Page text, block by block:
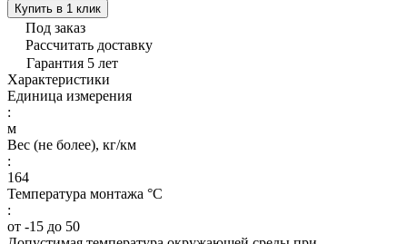
Купить в 1 клик
Под заказ
Рассчитать доставку
Гарантия 5 лет
Характеристики
Единица измерения
:
м
Вес (не более), кг/км
:
164
Температура монтажа °C
:
от -15 до 50